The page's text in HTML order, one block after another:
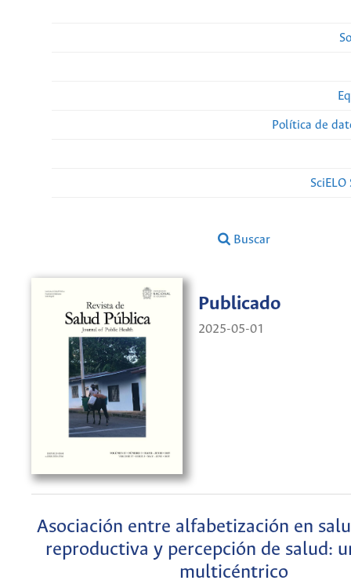
Política de
Buscar
Publicado
2025-05-01
Asociación entre alfabetización en
reproductiva y percepción de salud:
multicéntrico